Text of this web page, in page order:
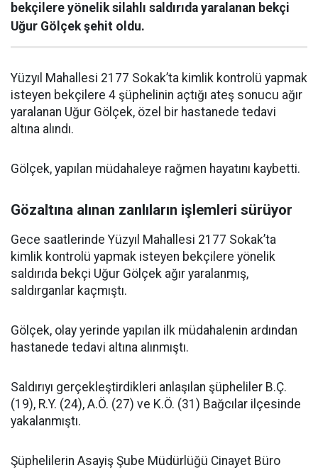
bekçilere yönelik silahlı saldırıda yaralanan bekçi
Uğur Gölçek şehit oldu.
Yüzyıl Mahallesi 2177 Sokak’ta kimlik kontrolü yapmak
isteyen bekçilere 4 şüphelinin açtığı ateş sonucu ağır
yaralanan Uğur Gölçek, özel bir hastanede tedavi
altına alındı.
Gölçek, yapılan müdahaleye rağmen hayatını kaybetti.
Gözaltına alınan zanlıların işlemleri sürüyor
Gece saatlerinde Yüzyıl Mahallesi 2177 Sokak’ta
kimlik kontrolü yapmak isteyen bekçilere yönelik
saldırıda bekçi Uğur Gölçek ağır yaralanmış,
saldırganlar kaçmıştı.
Gölçek, olay yerinde yapılan ilk müdahalenin ardından
hastanede tedavi altına alınmıştı.
Saldırıyı gerçekleştirdikleri anlaşılan şüpheliler B.Ç.
(19), R.Y. (24), A.Ö. (27) ve K.Ö. (31) Bağcılar ilçesinde
yakalanmıştı.
Şüphelilerin Asayiş Şube Müdürlüğü Cinayet Büro